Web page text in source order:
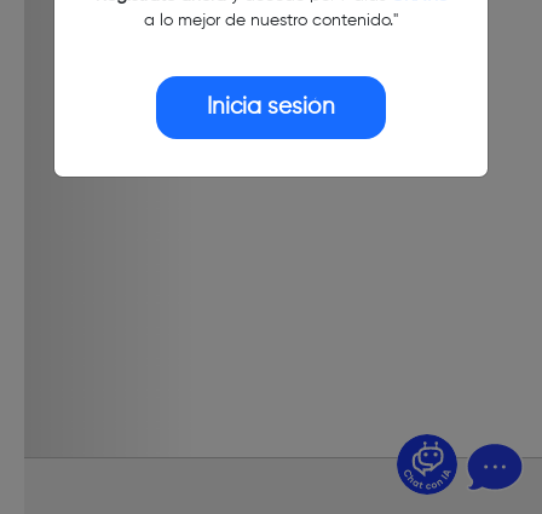
a lo mejor de nuestro contenido."
Inicia sesión